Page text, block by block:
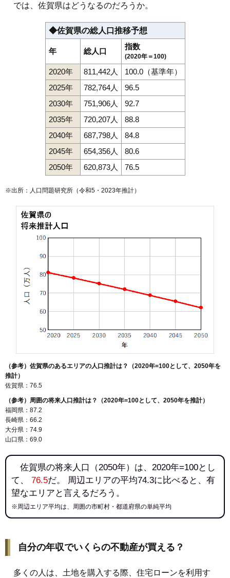
では、佐賀県はどうなるのだろうか。
◆佐賀県の総人口推移予想
年 総人口
指数
(2020年＝100)
2020年 811,442人
100.0（基準年）
2025年
782,764人
96.5
2030年
751,906人
92.7
2035年
720,207人
88.8
2040年
687,798人
84.8
2045年
654,356人
80.6
2050年
620,873人 76.5
※出所：人口問題研究所（令和5・2023年推計）
（参考）佐賀県のあるエリアの人口推計は？（2020年=100として、2050年を
推計）
佐賀県：76.5
（参考）周囲の将来人口推計は？（2020年=100として、2050年を推計）
福岡県：87.2
長崎県：66.2
大分県：74.9
山口県：69.0
佐賀県の将来人口（2050年）は、2020年=100とし
て、 76.5だ。 周辺エリアの平均74.3に比べると、有
望なエリアと言えるだろう。
※周辺エリア平均は、周囲の市町村・都道府県の単純平均
自分の年収でいくらの不動産が買える？
多くの人は、土地を購入する際、住宅ローンを利用す